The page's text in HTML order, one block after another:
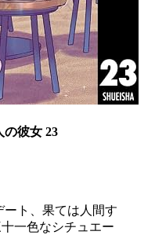
の彼女 23
ト、果ては人間す
一色なシチュエー